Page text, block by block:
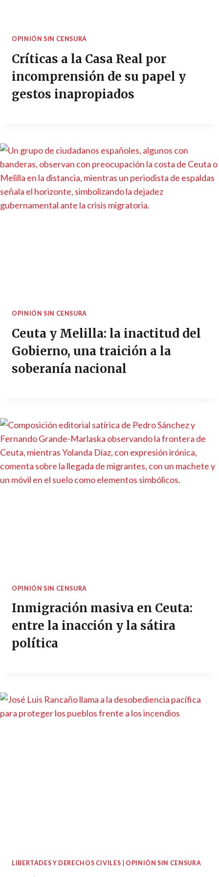
OPINIÓN SIN CENSURA
Críticas a la Casa Real por
incomprensión de su papel y
gestos inapropiados
OPINIÓN SIN CENSURA
Ceuta y Melilla: la inactitud del
Gobierno, una traición a la
soberanía nacional
OPINIÓN SIN CENSURA
Inmigración masiva en Ceuta:
entre la inacción y la sátira
política
LIBERTADES Y DERECHOS CIVILES OPINIÓN SIN CENSURA